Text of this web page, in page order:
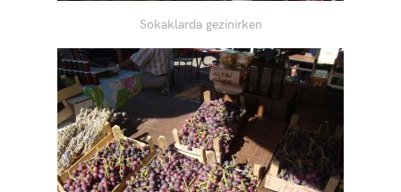
Sokaklarda gezinirken